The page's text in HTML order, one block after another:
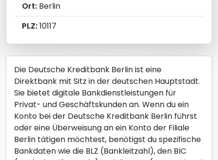
Ort: Berlin
PLZ:10117
Die Deutsche Kreditbank Berlin ist eine
Direktbank mit Sitz in der deutschen Hauptstadt.
Sie bietet digitale Bankdienstleistungen für
Privat- und Geschäftskunden an. Wenn du ein
Konto bei der Deutsche Kreditbank Berlin führst
oder eine Überweisung an ein Konto der Filiale
Berlin tätigen möchtest, benötigst du spezifische
Bankdaten wie die BLZ (Bankleitzahl), den BIC